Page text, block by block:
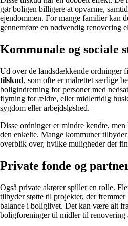
gør boligen billigere at opvarme,
ejendommen. For mange familier kan
gennemføre en nødvendig renovering
Kommunale og sociale
Ud over de landsdækkende ordninger
tilskud, som ofte er målrettet særlige
boligindretning for personer med
flytning for ældre, eller midlertidig
sygdom eller arbejdsløshed.
Disse ordninger er mindre kendte,
den enkelte. Mange kommuner
overblik over, hvilke muligheder der
Private fonde og
Også private aktører spiller en rolle.
tilbyder støtte til projekter, der
balance i boliglivet. Det kan være alt
boligforeninger til midler til renovering